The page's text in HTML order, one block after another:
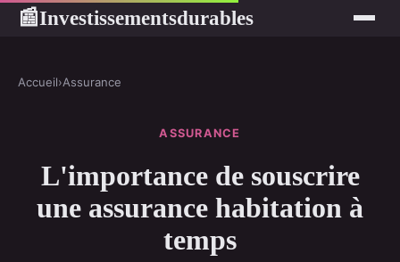
📰Investissementsdurables
Accueil›Assurance
ASSURANCE
L'importance de souscrire
une assurance habitation à
temps